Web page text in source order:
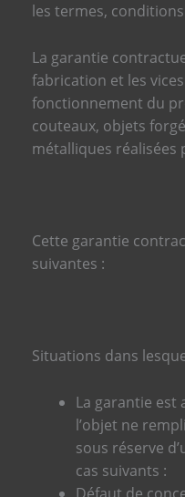
les termes,
La garantie
fabrication et les
fonctionnement du
couteaux, objets
métalliques réalisées
Cette garantie
suivantes :
Situations dans
La garantie est
l’objet ne
sous réserve
cas suivants :
Défaut de